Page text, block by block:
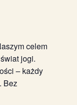
celem
jogi.
– każdy
Bez